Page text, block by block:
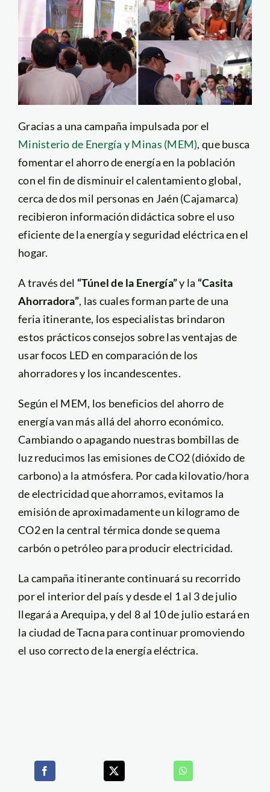
Gracias a una campaña impulsada por el
Ministerio de Energía y Minas (MEM), que busca
fomentar el ahorro de energía en la población
con el fin de disminuir el calentamiento global,
cerca de dos mil personas en Jaén (Cajamarca)
recibieron información didáctica sobre el uso
eficiente de la energía y seguridad eléctrica en el
hogar.
A través del “Túnel de la Energía”y la “Casita
Ahorradora”, las cuales forman parte de una
feria itinerante, los especialistas brindaron
estos prácticos consejos sobre las ventajas de
usar focos LED en comparación de los
ahorradores y los incandescentes.
Según el MEM, los beneficios del ahorro de
energía van más allá del ahorro económico.
Cambiando o apagando nuestras bombillas de
luz reducimos las emisiones de CO2 (dióxido de
carbono) a la atmósfera. Por cada kilovatio/hora
de electricidad que ahorramos, evitamos la
emisión de aproximadamente un kilogramo de
CO2 en la central térmica donde se quema
carbón o petróleo para producir electricidad.
La campaña itinerante continuará su recorrido
por el interior del país y desde el 1 al 3 de julio
llegará a Arequipa, y del 8 al 10 de julio estará en
la ciudad de Tacna para continuar promoviendo
el uso correcto de la energía eléctrica.